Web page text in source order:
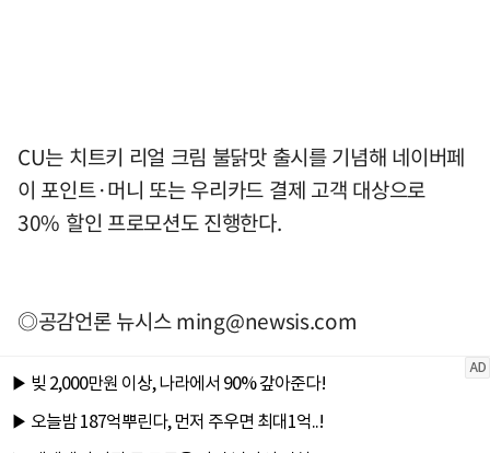
CU는 치트키 리얼 크림 불닭맛 출시를 기념해 네이버페
이 포인트·머니 또는 우리카드 결제 고객 대상으로
30% 할인 프로모션도 진행한다.
◎공감언론 뉴시스ming@newsis.com